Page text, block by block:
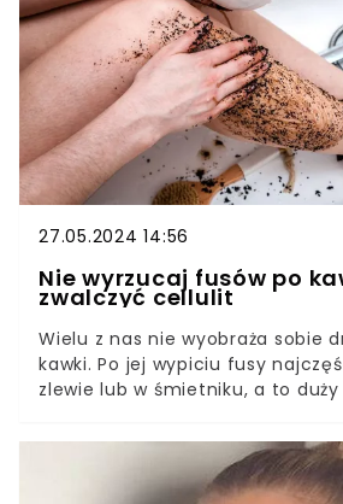
pod oczami.
27.05.2024 14:56
Nie wyrzucaj fusów po
zwalczyć cellulit
Wielu z nas nie wyobraża sobie
kawki. Po jej wypiciu fusy
zlewie lub w śmietniku, a to duży
stanowi doskonałą bazę do
domowego peelingu. Ty też
samodzielnie.